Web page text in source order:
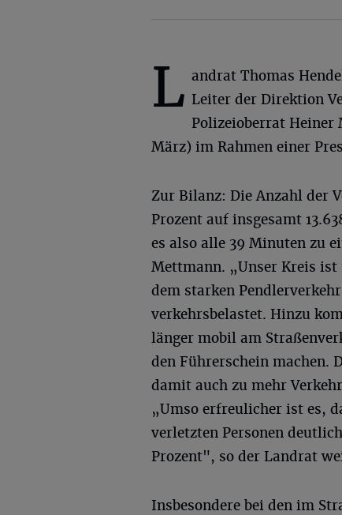
L andrat Thomas
Leiter der Direktion
Polizeioberrat Heiner
März) im Rahmen einer
Zur Bilanz: Die Anzahl der
Prozent auf insgesamt
es also alle 39 Minuten zu
Mettmann. „Unser Kreis ist
dem starken
verkehrsbelastet. Hinzu
länger mobil am
den Führerschein machen.
damit auch zu mehr
„Umso erfreulicher ist es,
verletzten Personen
Prozent", so der Landrat
Insbesondere bei den im